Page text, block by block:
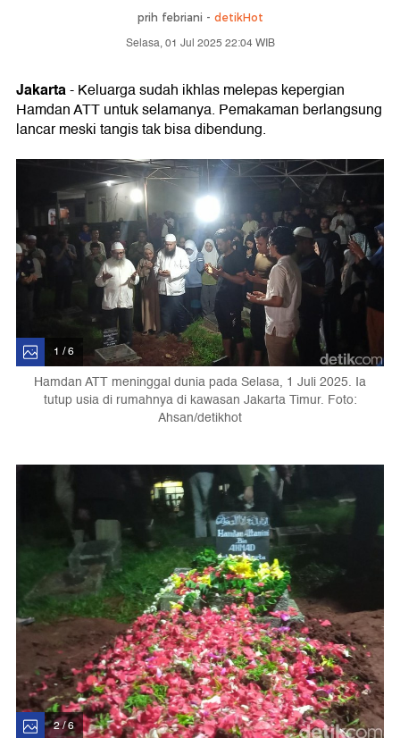
prih febriani - detikHot
Selasa, 01 Jul 2025 22:04 WIB
Jakarta- Keluarga sudah ikhlas melepas kepergian
Hamdan ATT untuk selamanya. Pemakaman berlangsung
lancar meski tangis tak bisa dibendung.
1 / 6
Hamdan ATT meninggal dunia pada Selasa, 1 Juli 2025. Ia
tutup usia di rumahnya di kawasan Jakarta Timur. Foto:
Ahsan/detikhot
2 / 6